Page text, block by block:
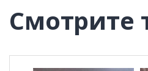
Смотрите